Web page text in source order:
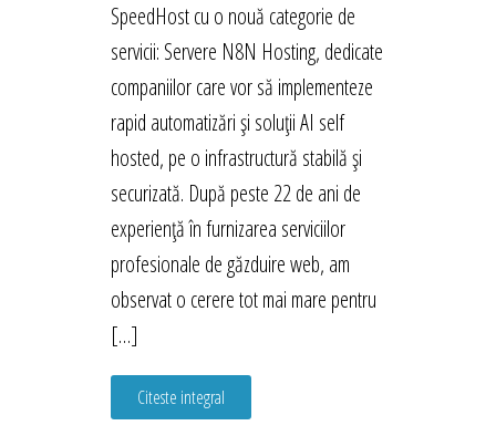
SpeedHost cu o nouă categorie de
servicii: Servere N8N Hosting, dedicate
companiilor care vor să implementeze
rapid automatizări și soluții AI self
hosted, pe o infrastructură stabilă și
securizată. După peste 22 de ani de
experiență în furnizarea serviciilor
profesionale de găzduire web, am
observat o cerere tot mai mare pentru
[…]
Citeste integral